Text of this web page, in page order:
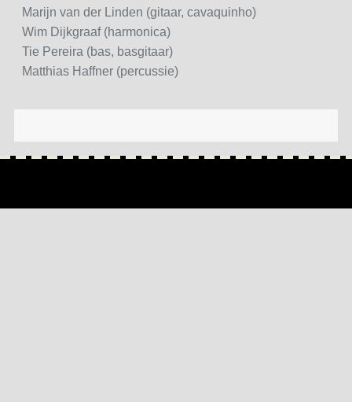
Marijn van der Linden (gitaar, cavaquinho)
Wim Dijkgraaf (harmonica)
Tie Pereira (bas, basgitaar)
Matthias Haffner (percussie)